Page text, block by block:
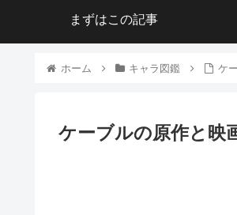
まずはこの記事
ホーム キャラ図鑑 ケ
ケーブルの原作と映